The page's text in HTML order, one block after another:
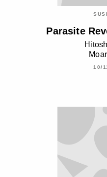
Parasite
10/